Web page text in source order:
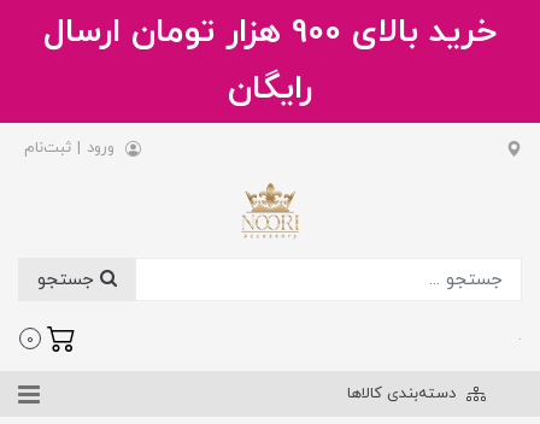
خرید بالای 900 هزار تومان ارسال
رایگان
ورود | ثبت‌نام
.
0
دسته‌بندی کالاها